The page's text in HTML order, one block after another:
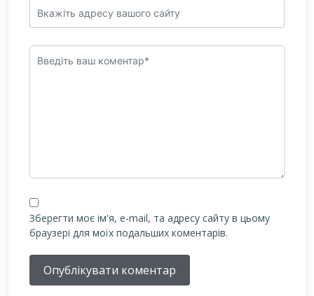
Зберегти моє ім'я, e-mail, та адресу сайту в цьому
браузері для моїх подальших коментарів.
Опублікувати коментар